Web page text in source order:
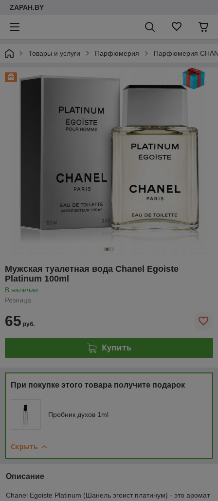
ZAPAH.BY
Товары и услуги Парфюмерия Парфюмерия
Мужская туалетная вода Chanel Egoiste
Platinum 100ml
В наличии
Розница
65 руб.
Купить
При покупке этого товара получите подарок
Пробник духов 1ml
Скрыть
Описание
Chanel Egoiste Platinum (Шанель эгоист платинум) - это аромат